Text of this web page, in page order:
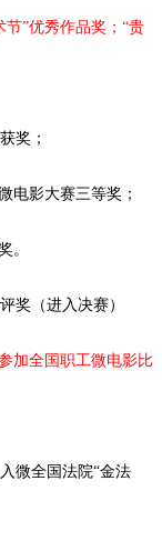
”优秀作品奖；“贵
奖；
电影大赛三等奖；
。
奖（进入决赛）
加全国职工微电影比
微全国法院“金法